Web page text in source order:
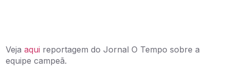
Vejaaqui reportagem do Jornal O Tempo sobre a
equipe campeã.